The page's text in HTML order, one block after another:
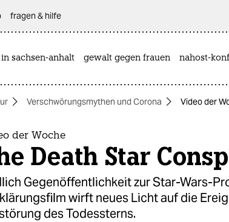
fragen & hilfe
sachsen-anhalt gewalt gegen frauen nahost-
Verschwörungsmythen und Corona Video der
der Woche
Death Star
Gegenöffentlichkeit zur Star-Wars-
wirft neues Licht auf die
des Todessterns.